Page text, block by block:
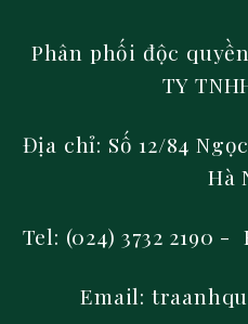
Phân phối độc
TY
Địa chỉ: Số 12/84
Hà
Tel: (024) 3732 2190
Email: